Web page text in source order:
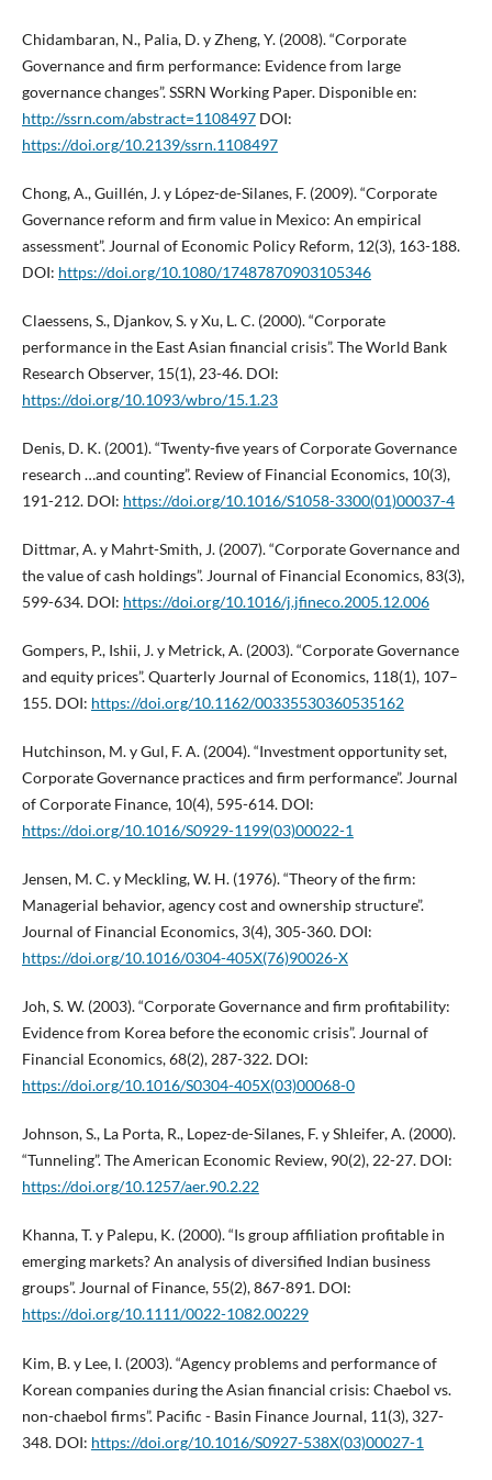
Chidambaran, N., Palia, D. y Zheng, Y. (2008). “Corporate
Governance and firm performance: Evidence from large
governance changes”. SSRN Working Paper. Disponible en:
http://ssrn.com/abstract=1108497DOI:
https://doi.org/10.2139/ssrn.1108497
Chong, A., Guillén, J. y López-de-Silanes, F. (2009). “Corporate
Governance reform and firm value in Mexico: An empirical
assessment”. Journal of Economic Policy Reform, 12(3), 163-188.
DOI: https://doi.org/10.1080/17487870903105346
Claessens, S., Djankov, S. y Xu, L. C. (2000). “Corporate
performance in the East Asian financial crisis”. The World Bank
Research Observer, 15(1), 23-46. DOI:
https://doi.org/10.1093/wbro/15.1.23
Denis, D. K. (2001). “Twenty-five years of Corporate Governance
research …and counting”. Review of Financial Economics, 10(3),
191-212. DOI: https://doi.org/10.1016/S1058-3300(01)00037-4
Dittmar, A. y Mahrt-Smith, J. (2007). “Corporate Governance and
the value of cash holdings”. Journal of Financial Economics, 83(3),
599-634. DOI: https://doi.org/10.1016/j.jfineco.2005.12.006
Gompers, P., Ishii, J. y Metrick, A. (2003). “Corporate Governance
and equity prices”. Quarterly Journal of Economics, 118(1), 107–
155. DOI: https://doi.org/10.1162/00335530360535162
Hutchinson, M. y Gul, F. A. (2004). “Investment opportunity set,
Corporate Governance practices and firm performance”. Journal
of Corporate Finance, 10(4), 595-614. DOI:
https://doi.org/10.1016/S0929-1199(03)00022-1
Jensen, M. C. y Meckling, W. H. (1976). “Theory of the firm:
Managerial behavior, agency cost and ownership structure”.
Journal of Financial Economics, 3(4), 305-360. DOI:
https://doi.org/10.1016/0304-405X(76)90026-X
Joh, S. W. (2003). “Corporate Governance and firm profitability:
Evidence from Korea before the economic crisis”. Journal of
Financial Economics, 68(2), 287-322. DOI:
https://doi.org/10.1016/S0304-405X(03)00068-0
Johnson, S., La Porta, R., Lopez-de-Silanes, F. y Shleifer, A. (2000).
“Tunneling”. The American Economic Review, 90(2), 22-27. DOI:
https://doi.org/10.1257/aer.90.2.22
Khanna, T. y Palepu, K. (2000). “Is group affiliation profitable in
emerging markets? An analysis of diversified Indian business
groups”. Journal of Finance, 55(2), 867-891. DOI:
https://doi.org/10.1111/0022-1082.00229
Kim, B. y Lee, I. (2003). “Agency problems and performance of
Korean companies during the Asian financial crisis: Chaebol vs.
non-chaebol firms”. Pacific - Basin Finance Journal, 11(3), 327-
348. DOI: https://doi.org/10.1016/S0927-538X(03)00027-1